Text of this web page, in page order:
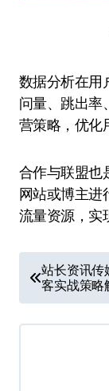
数据分析在用
问量、跳出率
营策略，优化
合作与联盟也
网站或博主进
流量资源，实
章
导
站长资讯传
客实战策略